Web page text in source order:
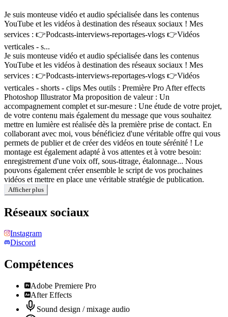
Je suis monteuse vidéo et audio spécialisée dans les contenus
YouTube et les vidéos à destination des réseaux sociaux ! Mes
services : 👉Podcasts-interviews-reportages-vlogs 👉Vidéos
verticales - s...
Je suis monteuse vidéo et audio spécialisée dans les contenus
YouTube et les vidéos à destination des réseaux sociaux ! Mes
services : 👉Podcasts-interviews-reportages-vlogs 👉Vidéos
verticales - shorts - clips Mes outils : Première Pro After effects
Photoshop Illustrator Ma proposition de valeur : Un
accompagnement complet et sur-mesure : Une étude de votre projet,
de votre contenu mais également du message que vous souhaitez
mettre en lumière est réalisée dès la première prise de contact. En
collaborant avec moi, vous bénéficiez d'une véritable offre qui vous
permets de publier et de créer des vidéos en toute sérénité ! Le
montage est également adapté à vos attentes et à votre besoin:
enregistrement d'une voix off, sous-titrage, étalonnage... Nous
pouvons également créer ensemble le script de vos prochaines
vidéos et mettre en place une véritable stratégie de publication.
Afficher plus
Réseaux sociaux
Instagram
Discord
Compétences
Adobe Premiere Pro
After Effects
Sound design / mixage audio